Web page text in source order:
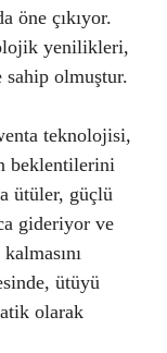
öne çıkıyor.
yenilikleri,
olmuştur.
teknolojisi,
beklentilerini
ütüler, güçlü
gideriyor ve
ütüyü
olarak